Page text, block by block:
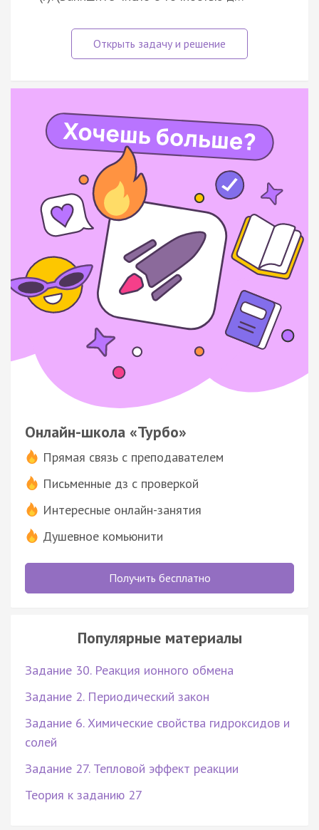
Онлайн-школа «Турбо»
Прямая связь с преподавателем
Письменные дз с проверкой
Интересные онлайн-занятия
Душевное комьюнити
Получить бесплатно
Популярные материалы
Задание 30. Реакция ионного обмена
Задание 2. Периодический закон
Задание 6. Химические свойства гидроксидов и
солей
Задание 27. Тепловой эффект реакции
Теория к заданию 27